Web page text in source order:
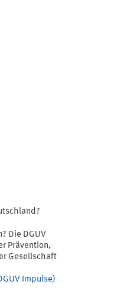
Die DGUV
Prävention,
Gesellschaft
Impulse)